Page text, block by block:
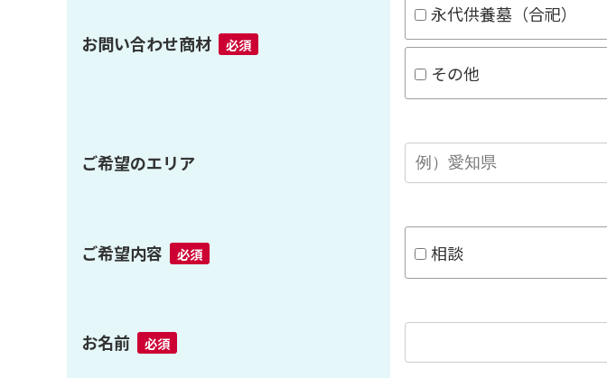
お問い合わせ商材 必須
永代供養墓（合祀）
その他
ご希望のエリア
ご希望内容 必須 相談
お名前 必須